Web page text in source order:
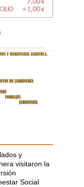
y
visitaron la
Social